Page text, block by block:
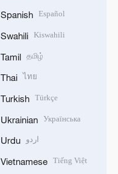
Spanish Español
Swahili Kiswahili
Tamil தமிழ்
Thai ไทย
Turkish Türkçe
Ukrainian Українська
Urdu اردو
Vietnamese Tiếng Việt